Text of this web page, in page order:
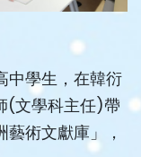
中學生，在韓衍
(文學科主任)帶
術文獻庫」，